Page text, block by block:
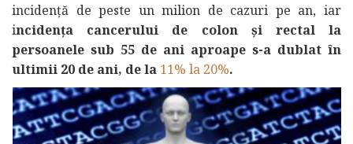
incidență de peste un milion de cazuri pe an, iar
incidența cancerului de colon și rectal la
persoanele sub 55 de ani aproape s-a dublat în
ultimii 20 de ani, de la 11% la 20%.